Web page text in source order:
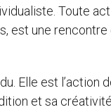
Toute
est une rencontre
Elle est
et sa